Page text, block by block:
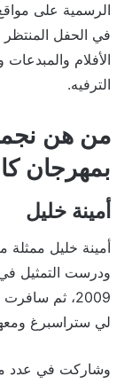
الرسمية على
في الحفل
الأفلام
الترفيه.
بمهرجان كان
أمينة خليل
أمينة خليل ممثلة
ودرست التمثيل في
2009، ثم
لي ستراسبرغ
وشاركت في عدد من